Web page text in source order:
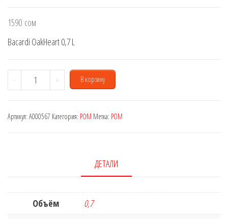
1590 сом
Bacardi OakHeart 0,7 L
-
Количество
товара
OakHeart
+ В корзину
Артикул: A000567 Категория: РОМ Метка: РОМ
ДЕТАЛИ
Объём
0,7